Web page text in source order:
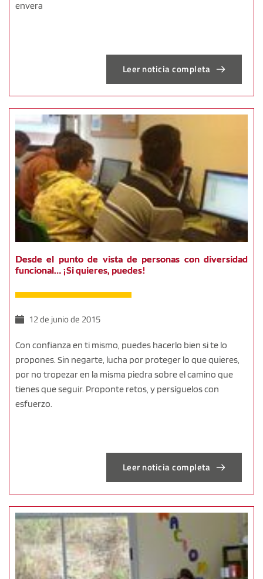
envera​
Leer noticia completa
Desde el punto de vista de personas con diversidad
funcional… ¡Si quieres, puedes!
12 de junio de 2015
Con confianza en ti mismo, puedes hacerlo bien si te lo
propones. Sin negarte, lucha por proteger lo que quieres,
por no tropezar en la misma piedra sobre el camino que
tienes que seguir. Proponte retos, y persíguelos con
esfuerzo.
Leer noticia completa